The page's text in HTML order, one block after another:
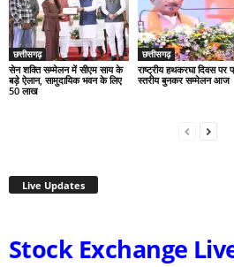
छत्तीसगढ़
सेन शक्ति सम्मेलन में सीएम साय के
बड़े ऐलान, सामुदायिक भवन के लिए
50 लाख
छत्तीसगढ़
राष्ट्रीय हथकरघा दिवस पर
स्तरीय बुनकर सम्मेलन आज
Live Updates
Stock Exchange